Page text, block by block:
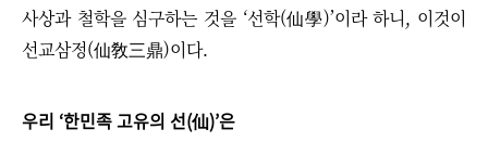
사상과 철학을 심구하는 것을 ‘선학(仙學)’이라 하니, 이것이
선교삼정(仙敎三鼎)이다.
우리 ‘한민족 고유의 선(仙)’은